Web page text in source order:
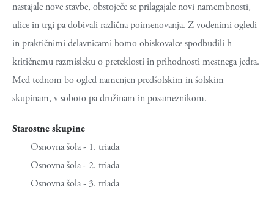
nastajale nove stavbe, obstoječe se prilagajale novi namembnosti,
ulice in trgi pa dobivali različna poimenovanja. Z vodenimi ogledi
in praktičnimi delavnicami bomo obiskovalce spodbudili h
kritičnemu razmisleku o preteklosti in prihodnosti mestnega jedra.
Med tednom bo ogled namenjen predšolskim in šolskim
skupinam, v soboto pa družinam in posameznikom.
Starostne skupine
Osnovna šola - 1. triada
Osnovna šola - 2. triada
Osnovna šola - 3. triada